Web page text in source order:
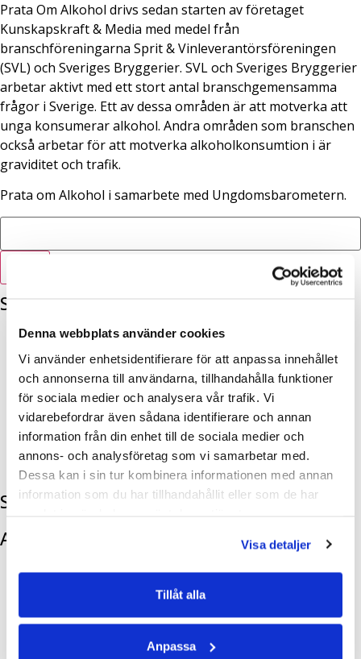
Denna webbplats använder cookies
Vi använder enhetsidentifierare för att anpassa innehållet
och annonserna till användarna, tillhandahålla funktioner
för sociala medier och analysera vår trafik. Vi
vidarebefordrar även sådana identifierare och annan
information från din enhet till de sociala medier och
annons- och analysföretag som vi samarbetar med.
Dessa kan i sin tur kombinera informationen med annan
information som du har tillhandahållit eller som de har
Visa detaljer
Tillåt alla
Anpassa
Prata Om Alkohol drivs sedan starten av företaget
Kunskapskraft & Media med medel från
branschföreningarna Sprit & Vinleverantörsföreningen
(SVL) och Sveriges Bryggerier. SVL och Sveriges Bryggerier
arbetar aktivt med ett stort antal branschgemensamma
frågor i Sverige. Ett av dessa områden är att motverka att
unga konsumerar alkohol. Andra områden som branschen
också arbetar för att motverka alkoholkonsumtion i är
graviditet och trafik.
Prata om Alkohol i samarbete med Ungdomsbarometern.
Senaste inläggen
Prata om Alkohol på Almedalen: Fullsatt samtal om
skolans alkoholförebyggande arbete
Så kan föräldrar prata om alkohol inför
skolavslutningen
Alkoholförebyggande arbete i skolan brister, ny
undersökning visar tydliga utmaningar
Nytt enkelt skolmaterial inför Valborg
“Samtalen om alkohol börjar allt tidigare”
Senaste kommentarer
Arkiv
juni 2026